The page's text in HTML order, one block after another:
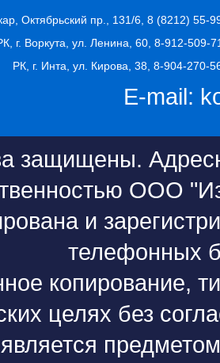
Октябрьский пр., 131/6, 8 (8212) 55-
г. Воркута, ул. Ленина, 60, 8-912-509-
РК, г. Инта, ул. Кирова, 38, 8-904-270-
E-mail:
защищены.
ООО
и
телефонных
копирование,
целях без